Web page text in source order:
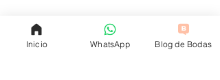
Inicio WhatsApp Blog de Bodas